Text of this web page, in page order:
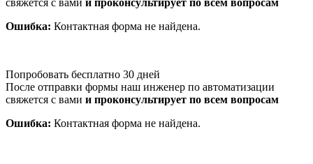
Ошибка: Контактная форма не найдена.
Попробовать бесплатно 30 дней
После отправки формы наш инженер по автоматизации
свяжется с вами и проконсультирует по всем вопросам
Ошибка: Контактная форма не найдена.